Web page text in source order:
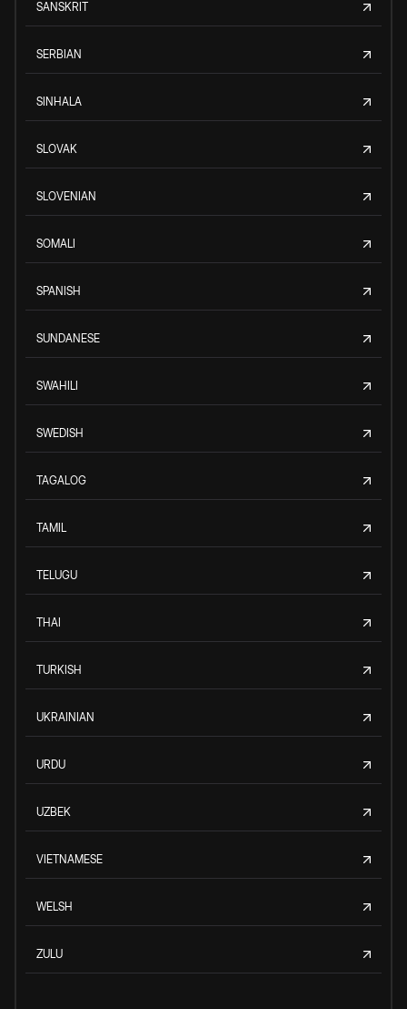
SANSKRIT
SERBIAN
SINHALA
SLOVAK
SLOVENIAN
SOMALI
SPANISH
SUNDANESE
SWAHILI
SWEDISH
TAGALOG
TAMIL
TELUGU
THAI
TURKISH
UKRAINIAN
URDU
UZBEK
VIETNAMESE
WELSH
ZULU